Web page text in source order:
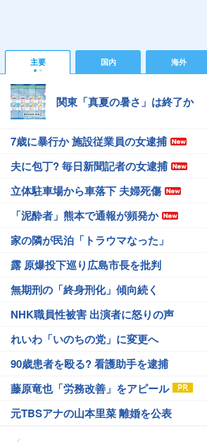
主要 国内 海外
関東「真夏の暑さ」は終了か
7歳に暴行か 施設従業員の女逮捕
夫に包丁? 毎日新聞記者の女逮捕
立体駐車場から車落下 夫婦死傷
「泥酔者」熊本で通報が頻発か
家の隣が民泊「トラウマなった」
露 原爆投下巡り広島市長を批判
無期刑の「終身刑化」傾向続く
NHK職員性被害 出演者に怒りの声
れいわ「いのちの党」に変更へ
90歳患者を殴る? 看護助手を逮捕
藤原竜也「労務改善」をアピール
元TBSアナの山本里菜 離婚を公表